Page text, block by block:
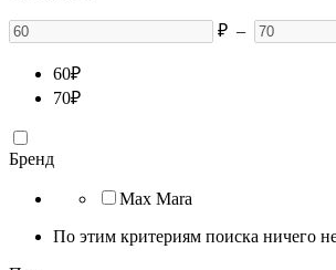
₽ –
60₽
70₽
Бренд
Max Mara
По этим критериям поиска ничего